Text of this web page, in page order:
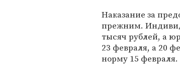
Наказание за
прежним.
тысяч рублей, а
23 февраля, а 20
норму 15 февраля.